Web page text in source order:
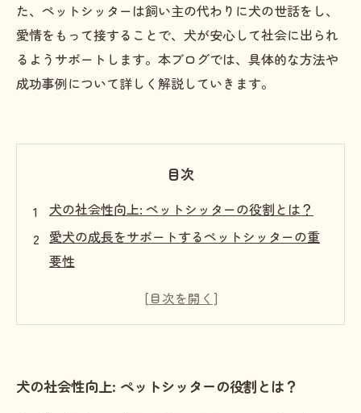
た、ペットシッターは飼い主の代わりに犬の世話をし、
愛情をもって接することで、犬が安心して社会に出られ
るようサポートします。本ブログでは、具体的な方法や
成功事例について詳しく解説していきます。
目次
犬の社会性向上: ペットシッターの役割とは？
愛犬の成長をサポートするペットシッターの重
要性
子犬の頃からの社会化が未来を変える
まとめ: 犬の社会性向上は愛とケアから始まる
犬の社会性向上: ペットシッターの役割とは？